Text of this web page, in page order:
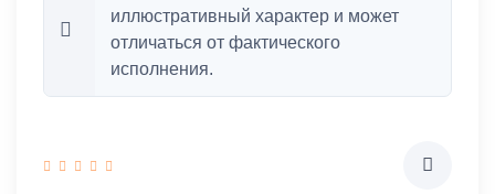
иллюстративный характер и может
отличаться от фактического
исполнения.